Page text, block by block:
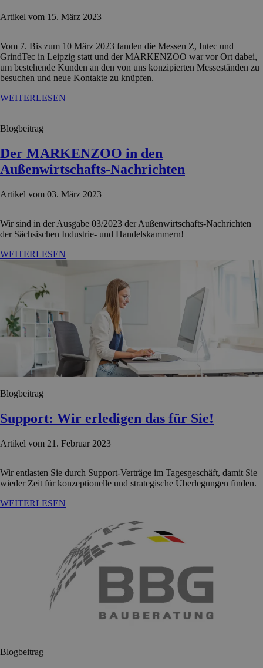
Artikel vom 15. März 2023
Vom 7. Bis zum 10 März 2023 fanden die Messen Z, Intec und
GrindTec in Leipzig statt und der MARKENZOO war vor Ort dabei,
um bestehende Kunden an den von uns konzipierten Messeständen zu
besuchen und neue Kontakte zu knüpfen.
WEITERLESEN
Blogbeitrag
Der MARKENZOO in den
Außenwirtschafts-Nachrichten
Artikel vom 03. März 2023
Wir sind in der Ausgabe 03/2023 der Außenwirtschafts-Nachrichten
der Sächsischen Industrie- und Handelskammern!
WEITERLESEN
Blogbeitrag
Support: Wir erledigen das für Sie!
Artikel vom 21. Februar 2023
Wir entlasten Sie durch Support-Verträge im Tagesgeschäft, damit Sie
wieder Zeit für konzeptionelle und strategische Überlegungen finden.
WEITERLESEN
Blogbeitrag